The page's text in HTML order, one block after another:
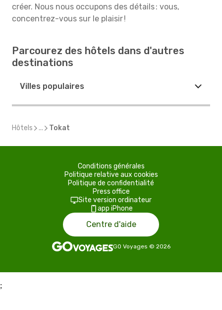
créer. Nous nous occupons des détails : vous,
concentrez-vous sur le plaisir !
Parcourez des hôtels dans d'autres
destinations
Villes populaires
Hôtels ... Tokat
Conditions générales
Politique relative aux cookies
Politique de confidentialité
Press office
Site version ordinateur
app iPhone
Centre d'aide
GO Voyages © 2026
;